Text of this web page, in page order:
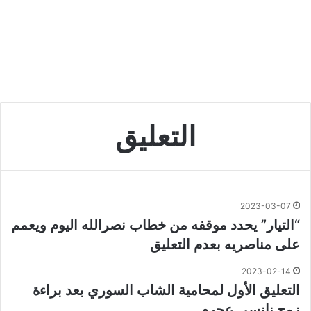
التعليق
2023-03-07
“التيار” يحدد موقفه من خطاب نصرالله اليوم ويعمم
على مناصريه بعدم التعليق
2023-02-14
التعليق الأول لمحامية الشاب السوري بعد براءة